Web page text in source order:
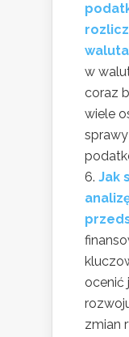
w
coraz
wiele
Jak
ocenić
zmian